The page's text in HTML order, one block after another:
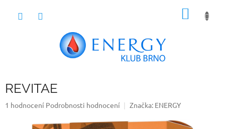
REVITAE
Průměrné
produktu
1 hodnocení Podrobnosti hodnocení Značka: ENERGY